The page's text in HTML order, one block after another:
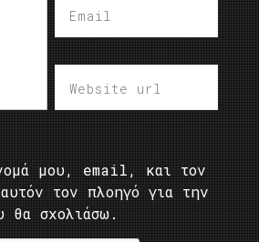
μου, email, και τον
τον πλοηγό για την
θα σχολιάσω.